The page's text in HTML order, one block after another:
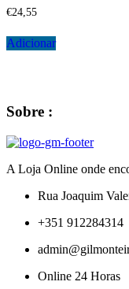
€24,55
Adicionar
Sobre :
A Loja Online onde
Rua Joaquim
+351 912284314
Online 24 Horas